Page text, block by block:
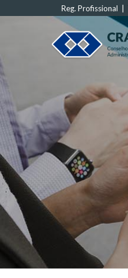
Reg. Profissional